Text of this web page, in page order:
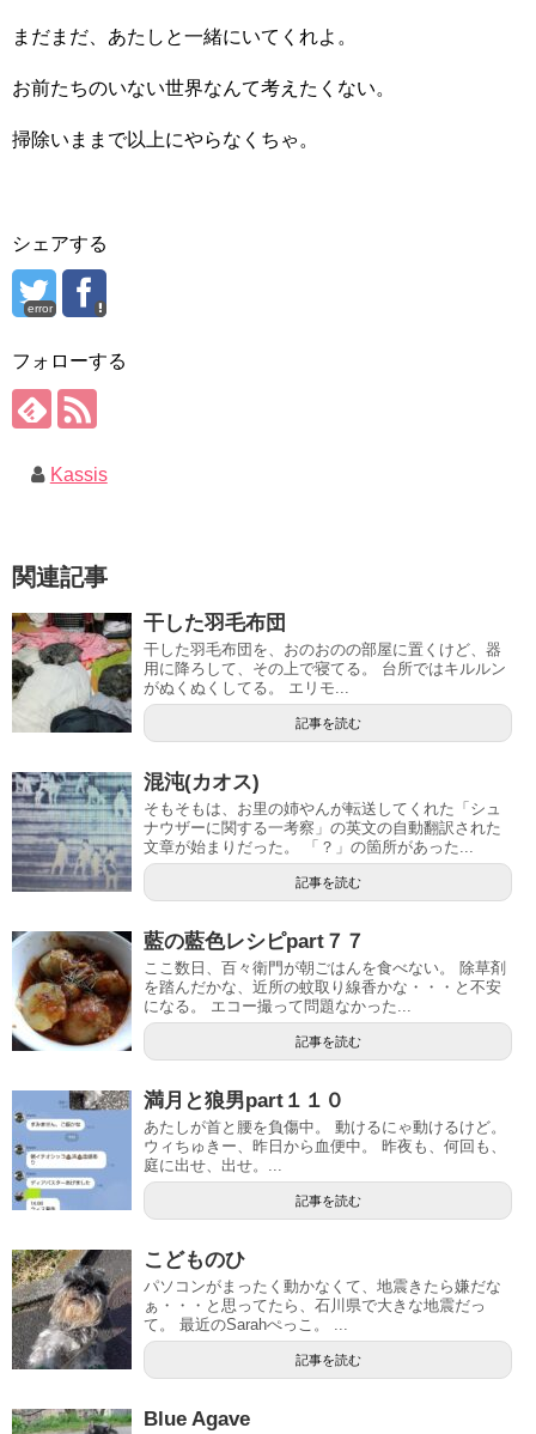
まだまだ、あたしと一緒にいてくれよ。
お前たちのいない世界なんて考えたくない。
掃除いままで以上にやらなくちゃ。
シェアする
error
フォローする
Kassis
関連記事
干した羽毛布団
干した羽毛布団を、おのおのの部屋に置くけど、器
用に降ろして、その上で寝てる。 台所ではキルルン
がぬくぬくしてる。 エリモ...
記事を読む
混沌(カオス)
そもそもは、お里の姉やんが転送してくれた「シュ
ナウザーに関する一考察」の英文の自動翻訳された
文章が始まりだった。 「？」の箇所があった...
記事を読む
藍の藍色レシピpart７７
ここ数日、百々衛門が朝ごはんを食べない。 除草剤
を踏んだかな、近所の蚊取り線香かな・・・と不安
になる。 エコー撮って問題なかった...
記事を読む
満月と狼男part１１０
あたしが首と腰を負傷中。 動けるにゃ動けるけど。
ウィちゅきー、昨日から血便中。 昨夜も、何回も、
庭に出せ、出せ。...
記事を読む
こどものひ
パソコンがまったく動かなくて、地震きたら嫌だな
ぁ・・・と思ってたら、石川県で大きな地震だっ
て。 最近のSarahぺっこ。 ...
記事を読む
Blue Agave